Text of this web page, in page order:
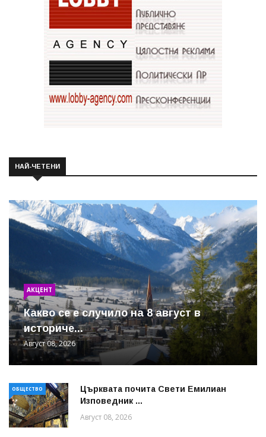
НАЙ-ЧЕТЕНИ
АКЦЕНТ
Какво се е случило на 8 август в
историче...
Август 08, 2026
ОБЩЕСТВО
Църквата почита Свeти Емилиан
Изповедник ...
Август 08, 2026